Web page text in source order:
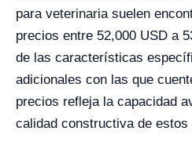
para veterinaria suelen
precios entre 52,000 USD a
de las características
adicionales con las que
precios refleja la capacidad
calidad constructiva de estos